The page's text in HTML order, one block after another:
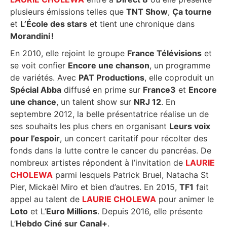
plusieurs émissions telles que TNT Show, Ça tourne
et L’École des stars et tient une chronique dans
Morandini !
En 2010, elle rejoint le groupe France Télévisions et
se voit confier Encore une chanson, un programme
de variétés. Avec PAT Productions, elle coproduit un
Spécial Abba diffusé en prime sur France3 et Encore
une chance, un talent show sur NRJ 12. En
septembre 2012, la belle présentatrice réalise un de
ses souhaits les plus chers en organisant Leurs voix
pour l’espoir, un concert caritatif pour récolter des
fonds dans la lutte contre le cancer du pancréas. De
nombreux artistes répondent à l’invitation de LAURIE
CHOLEWA parmi lesquels Patrick Bruel, Natacha St
Pier, Mickaël Miro et bien d’autres. En 2015, TF1 fait
appel au talent de LAURIE CHOLEWA pour animer le
Loto et L’Euro Millions. Depuis 2016, elle présente
L’Hebdo Ciné sur Canal+.